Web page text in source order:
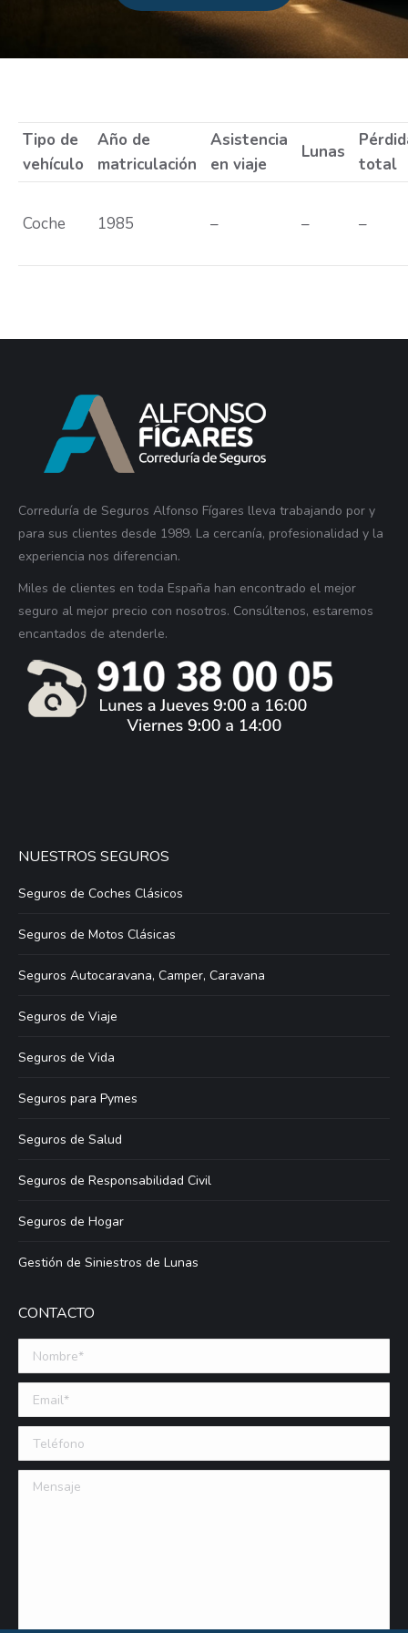
Estás aquí:
Tipo de
vehículo
Año de
matriculación
Asistencia
en viaje
Lunas
total
Coche 1985 – – –
Correduría de Seguros Alfonso Fígares lleva trabajando por y
para sus clientes desde 1989. La cercanía, profesionalidad y la
experiencia nos diferencian.
Miles de clientes en toda España han encontrado el mejor
seguro al mejor precio con nosotros. Consúltenos, estaremos
encantados de atenderle.
NUESTROS SEGUROS
Seguros de Coches Clásicos
Seguros de Motos Clásicas
Seguros Autocaravana, Camper, Caravana
Seguros de Viaje
Seguros de Vida
Seguros para Pymes
Seguros de Salud
Seguros de Responsabilidad Civil
Seguros de Hogar
Gestión de Siniestros de Lunas
CONTACTO
Nombre *
Email (requerido)
Teléfono
Mensaje